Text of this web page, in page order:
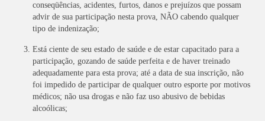
conseqüências, acidentes, furtos, danos e prejuízos que possam
advir de sua participação nesta prova, NÃO cabendo qualquer
tipo de indenização;
Está ciente de seu estado de saúde e de estar capacitado para a
participação, gozando de saúde perfeita e de haver treinado
adequadamente para esta prova; até a data de sua inscrição, não
foi impedido de participar de qualquer outro esporte por motivos
médicos; não usa drogas e não faz uso abusivo de bebidas
alcoólicas;